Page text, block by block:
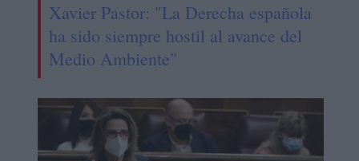
Xavier Pastor: "La Derecha española
ha sido siempre hostil al avance del
Medio Ambiente"